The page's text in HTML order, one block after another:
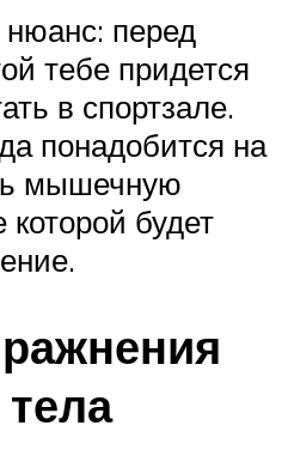
перед
тебе придется
в спортзале.
понадобится на
мышечную
которой будет